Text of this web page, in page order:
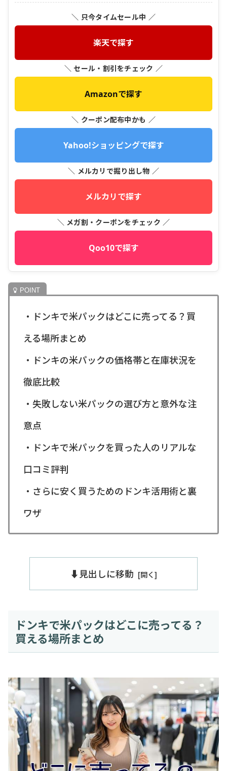
＼ 只今タイムセール中 ／
楽天で探す
＼ セール・割引をチェック ／
Amazonで探す
＼ クーポン配布中かも ／
Yahoo!ショッピングで探す
＼ メルカリで掘り出し物 ／
メルカリで探す
＼ メガ割・クーポンをチェック ／
Qoo10で探す
・ドンキで米パックはどこに売ってる？買
える場所まとめ
・ドンキの米パックの価格帯と在庫状況を
徹底比較
・失敗しない米パックの選び方と意外な注
意点
・ドンキで米パックを買った人のリアルな
口コミ評判
・さらに安く買うためのドンキ活用術と裏
ワザ
⬇️見出しに移動
ドンキで米パックはどこに売ってる？
買える場所まとめ